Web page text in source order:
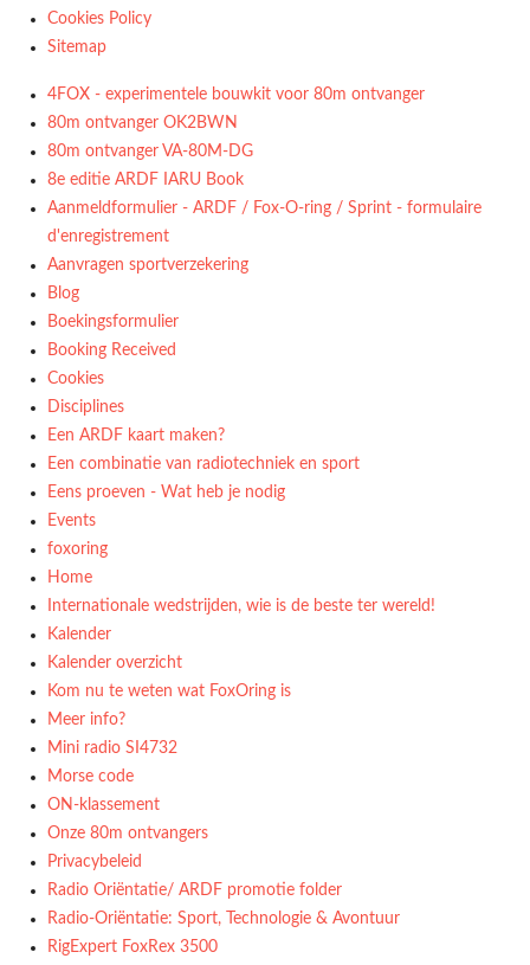
Cookies Policy
Sitemap
4FOX - experimentele bouwkit voor 80m ontvanger
80m ontvanger OK2BWN
80m ontvanger VA-80M-DG
8e editie ARDF IARU Book
Aanmeldformulier - ARDF / Fox-O-ring / Sprint - formulaire
d'enregistrement
Aanvragen sportverzekering
Blog
Boekingsformulier
Booking Received
Cookies
Disciplines
Een ARDF kaart maken?
Een combinatie van radiotechniek en sport
Eens proeven - Wat heb je nodig
Events
foxoring
Home
Internationale wedstrijden, wie is de beste ter wereld!
Kalender
Kalender overzicht
Kom nu te weten wat FoxOring is
Meer info?
Mini radio SI4732
Morse code
ON-klassement
Onze 80m ontvangers
Privacybeleid
Radio Oriëntatie/ ARDF promotie folder
Radio‑Oriëntatie: Sport, Technologie & Avontuur
RigExpert FoxRex 3500